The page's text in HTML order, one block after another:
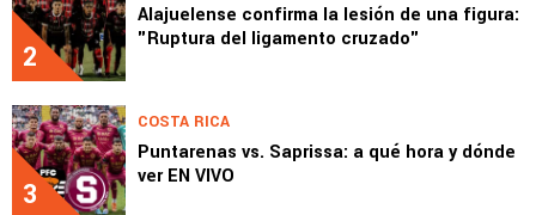
2
Alajuelense confirma la lesión de una figura:
"Ruptura del ligamento cruzado"
3
COSTA RICA
Puntarenas vs. Saprissa: a qué hora y dónde
ver EN VIVO